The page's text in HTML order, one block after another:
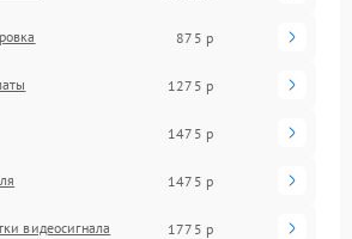
875 р
1275 р
1475 р
1475 р
видеосигнала 1775 р